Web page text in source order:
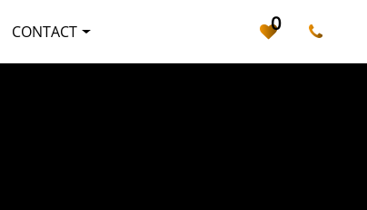
CONTACT 0